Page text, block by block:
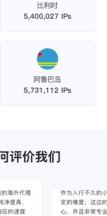
比利时
5,400,027 IPs
阿鲁巴岛
5,731,112 IPs
评价我们
会有一
非常有耐
体验整体
作为一家跨境电
上面经营着多个
着强烈的需求，